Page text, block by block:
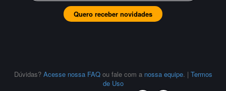
Quero receber novidades
Dúvidas? Acesse nossa FAQ ou fale com a nossa equipe. | Termos
de Uso